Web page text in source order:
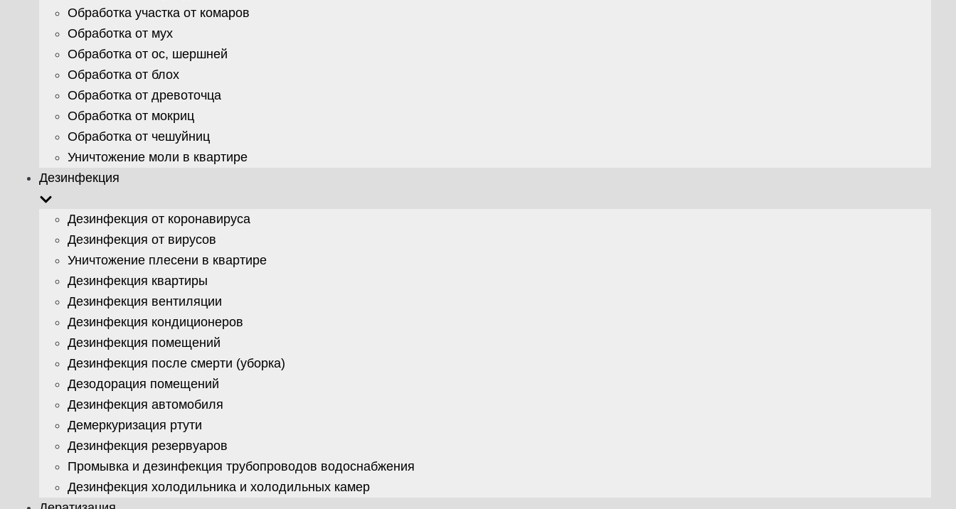
Обработка участка от комаров
Обработка от мух
Обработка от ос, шершней
Обработка от блох
Обработка от древоточца
Обработка от мокриц
Обработка от чешуйниц
Уничтожение моли в квартире
Дезинфекция
Дезинфекция от коронавируса
Дезинфекция от вирусов
Уничтожение плесени в квартире
Дезинфекция квартиры
Дезинфекция вентиляции
Дезинфекция кондиционеров
Дезинфекция помещений
Дезинфекция после смерти (уборка)
Дезодорация помещений
Дезинфекция автомобиля
Демеркуризация ртути
Дезинфекция резервуаров
Промывка и дезинфекция трубопроводов водоснабжения
Дезинфекция холодильника и холодильных камер